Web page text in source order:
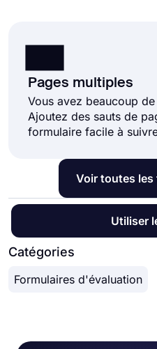
Pages multiples
Vous avez beaucoup
Ajoutez des sauts de
formulaire facile à
Voir toutes
Utiliser
Catégories
Formulaires d'évaluation